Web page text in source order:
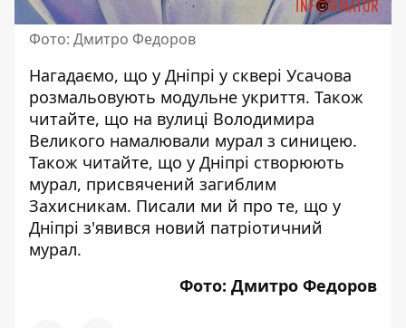
Фото: Дмитро Федоров
Нагадаємо, що у Дніпрі у сквері Усачова
розмальовують модульне укриття. Також
читайте, що на вулиці Володимира
Великого намалювали мурал з синицею.
Також читайте, що у Дніпрі створюють
мурал, присвячений загиблим
Захисникам. Писали ми й про те, що у
Дніпрі з'явився новий патріотичний
мурал.
Фото: Дмитро Федоров